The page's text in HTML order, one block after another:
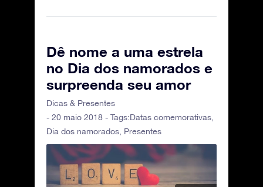
Dê nome a uma estrela
no Dia dos namorados e
surpreenda seu amor
Dicas & Presentes
- 20 maio 2018 - Tags:Datas comemorativas
Dia dos namorados Presentes